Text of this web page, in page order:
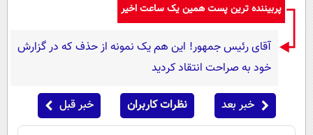
پربیننده ترین پست همین یک ساعت اخیر
آقای رئیس جمهور! این هم یک نمونه از حذف که در گزارش
خود به صراحت انتقاد کردید
خبر بعد نظرات کاربران خبر قبل